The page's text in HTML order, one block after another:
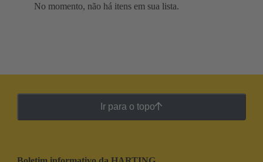
No momento, não há itens em sua lista.
Ir para o topo